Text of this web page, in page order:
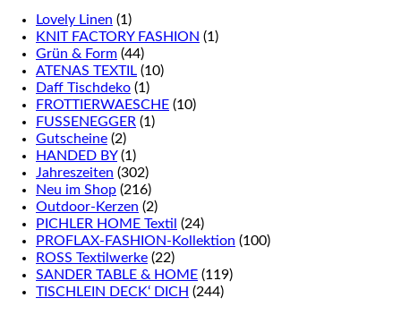
Lovely Linen (1)
KNIT FACTORY FASHION (1)
Grün & Form (44)
ATENAS TEXTIL (10)
Daff Tischdeko (1)
FROTTIERWAESCHE (10)
FUSSENEGGER (1)
Gutscheine (2)
HANDED BY (1)
Jahreszeiten (302)
Neu im Shop (216)
Outdoor-Kerzen (2)
PICHLER HOME Textil (24)
PROFLAX-FASHION-Kollektion (100)
ROSS Textilwerke (22)
SANDER TABLE & HOME (119)
TISCHLEIN DECK‘ DICH (244)